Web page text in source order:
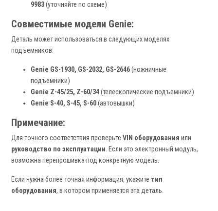
9983(уточняйте по схеме)
Совместимые модели Genie:
Деталь может использоваться в следующих моделях
подъемников:
Genie GS-1930, GS-2032, GS-2646(ножничные
подъемники)
Genie Z-45/25, Z-60/34(телескопические подъемники)
Genie S-40, S-45, S-60(автовышки)
Примечание:
Для точного соответствия проверьте VIN оборудования или
руководство по эксплуатации. Если это электронный модуль,
возможна перепрошивка под конкретную модель.
Если нужна более точная информация, укажите тип
оборудования, в котором применяется эта деталь.